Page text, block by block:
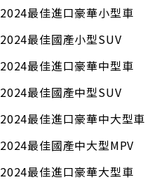
2024最佳進口豪華小型車
2024最佳國產小型SUV
2024最佳進口豪華中型車
2024最佳國產中型SUV
2024最佳進口豪華中大型車
2024最佳國產中大型MPV
2024最佳進口豪華大型車